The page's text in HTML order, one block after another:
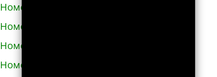
Номера телефонов такси в Татарбунарах
Номера телефонов такси в Теплодаре
Номера телефонов такси в Теребовле
Номера телефонов такси в Терновке